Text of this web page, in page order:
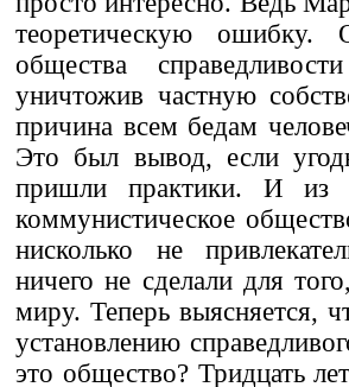
теоретическую ошибку.
общества
уничтожив частную
причина всем бедам
Это был вывод, если
пришли практики. И из
коммунистическое
нисколько не
ничего не сделали для
миру. Теперь выясняется,
установлению
это общество? Тридцать